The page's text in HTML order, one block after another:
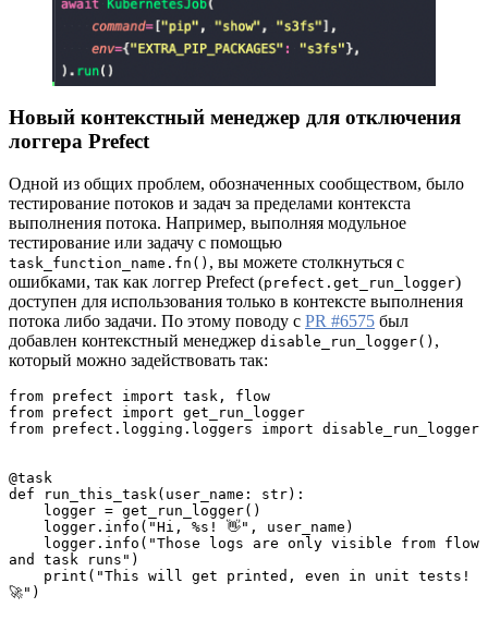
Новый контекстный менеджер для отключения
логгера Prefect
Одной из общих проблем, обозначенных сообществом, было
тестирование потоков и задач за пределами контекста
выполнения потока. Например, выполняя модульное
тестирование или задачу с помощью
task_function_name.fn() , вы можете столкнуться с
ошибками, так как логгер Prefect (prefect.get_run_logger)
доступен для использования только в контексте выполнения
потока либо задачи. По этому поводу с PR #6575 был
добавлен контекстный менеджер disable_run_logger() ,
который можно задействовать так:
from prefect import task, flow
from prefect import get_run_logger
from prefect.logging.loggers import disable_run_logger
@task
def run_this_task(user_name: str):
    logger = get_run_logger()
    logger.info("Hi, %s! 👋", user_name)
and task runs")
🚀")